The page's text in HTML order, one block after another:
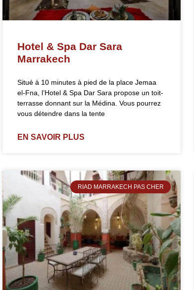
Hotel & Spa Dar Sara
Marrakech
Situé à 10 minutes à pied de la place Jemaa
el-Fna, l’Hotel & Spa Dar Sara propose un toit-
terrasse donnant sur la Médina. Vous pourrez
vous détendre dans la tente
EN SAVOIR PLUS
RIAD MARRAKECH PAS CHER